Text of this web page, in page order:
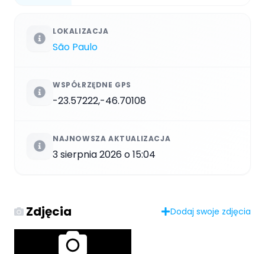
LOKALIZACJA
São Paulo
WSPÓŁRZĘDNE GPS
-23.57222,-46.70108
NAJNOWSZA AKTUALIZACJA
3 sierpnia 2026 o 15:04
Zdjęcia Dodaj swoje zdjęcia